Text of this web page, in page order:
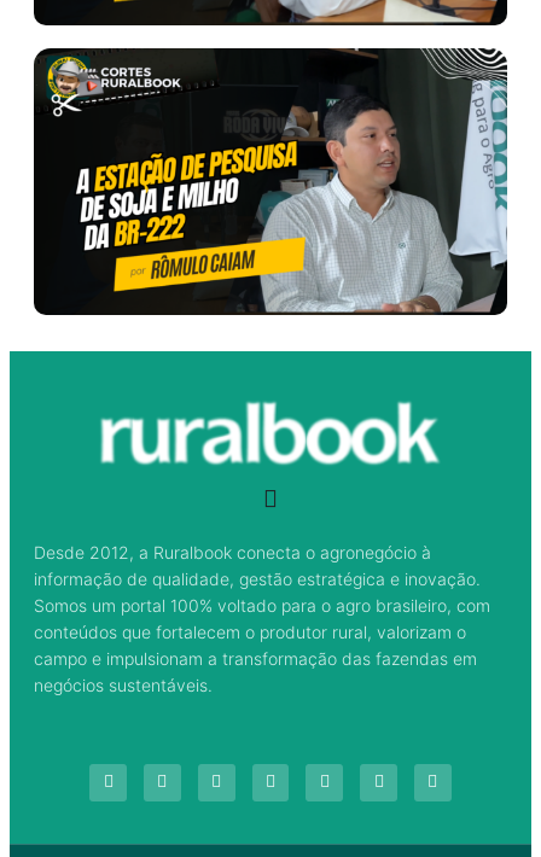
Desde 2012, a Ruralbook conecta o agronegócio à
informação de qualidade, gestão estratégica e inovação.
Somos um portal 100% voltado para o agro brasileiro, com
conteúdos que fortalecem o produtor rural, valorizam o
campo e impulsionam a transformação das fazendas em
negócios sustentáveis.